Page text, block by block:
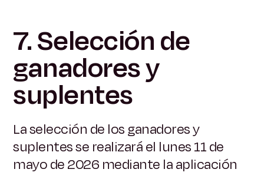
7. Selección de
ganadores y
suplentes
La selección de los ganadores y
suplentes se realizará el lunes 11 de
mayo de 2026 mediante la aplicación